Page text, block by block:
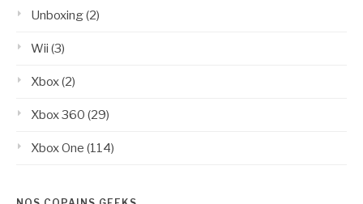
Unboxing(2)
Wii (3)
Xbox(2)
Xbox 360 (29)
Xbox One (114)